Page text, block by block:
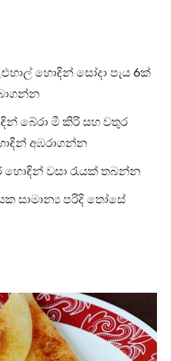
හොඳින් සෝදා පැය 6ක්
බේරා මී කිරි සහ වතුර
අඹරාගන්න
වසා රැයක් තබන්න
සාමාන්‍ය පරිදි තෝසේ